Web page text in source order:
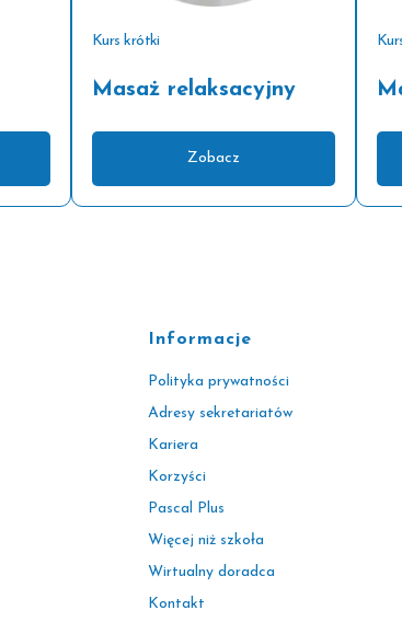
Kurs krótki
Masaż relaksacyjny
Zobacz
Informacje
Polityka prywatności
Adresy sekretariatów
Kariera
Korzyści
Pascal Plus
Więcej niż szkoła
Wirtualny doradca
Kontakt